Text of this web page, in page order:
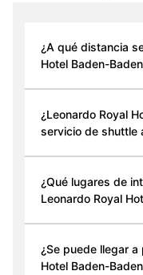
¿A qué distancia
Hotel Baden-
¿Leonardo Royal
servicio de shuttle
¿Qué lugares de
Leonardo Royal
¿Se puede llegar
Hotel Baden-